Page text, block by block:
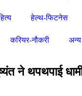
हेल्थ-फिटनेस
करियर-नौकरी अन्य
ने थपथपाई